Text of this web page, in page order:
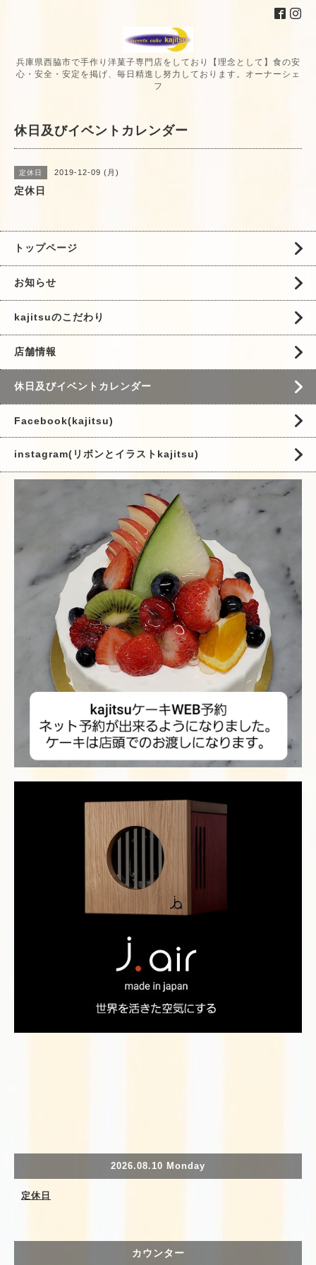
兵庫県西脇市で手作り洋菓子専門店をしており【理念として】食の安
心・安全・安定を掲げ、毎日精進し努力しております。オーナーシェ
フ
休日及びイベントカレンダー
定休日 2019-12-09 (月)
定休日
トップページ
お知らせ
kajitsuのこだわり
店舗情報
休日及びイベントカレンダー
Facebook(kajitsu)
instagram(リボンとイラストkajitsu)
2026.08.10 Monday
定休日
カウンター